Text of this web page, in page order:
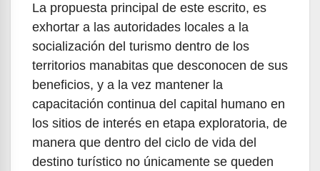
La propuesta principal de este escrito, es
exhortar a las autoridades locales a la
socialización del turismo dentro de los
territorios manabitas que desconocen de sus
beneficios, y a la vez mantener la
capacitación continua del capital humano en
los sitios de interés en etapa exploratoria, de
manera que dentro del ciclo de vida del
destino turístico no únicamente se queden